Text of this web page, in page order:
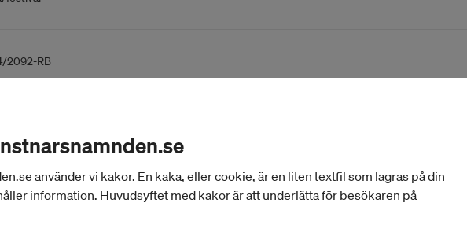
2092-RB
festival
använder vi kakor. En kaka, eller cookie, är en liten textfil som lagras på din
information. Huvudsyftet med kakor är att underlätta för besökaren på